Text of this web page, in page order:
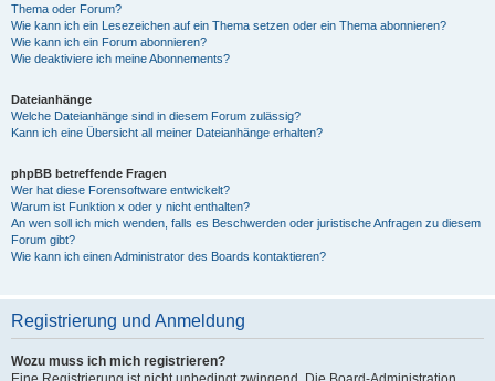
Thema oder Forum?
Wie kann ich ein Lesezeichen auf ein Thema setzen oder ein Thema abonnieren?
Wie kann ich ein Forum abonnieren?
Wie deaktiviere ich meine Abonnements?
Dateianhänge
Welche Dateianhänge sind in diesem Forum zulässig?
Kann ich eine Übersicht all meiner Dateianhänge erhalten?
phpBB betreffende Fragen
Wer hat diese Forensoftware entwickelt?
Warum ist Funktion x oder y nicht enthalten?
An wen soll ich mich wenden, falls es Beschwerden oder juristische Anfragen zu diesem
Forum gibt?
Wie kann ich einen Administrator des Boards kontaktieren?
Registrierung und Anmeldung
Wozu muss ich mich registrieren?